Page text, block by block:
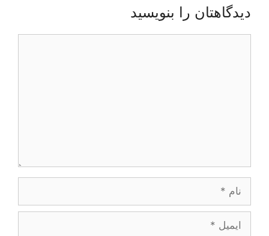
دیدگاهتان را بنویسید